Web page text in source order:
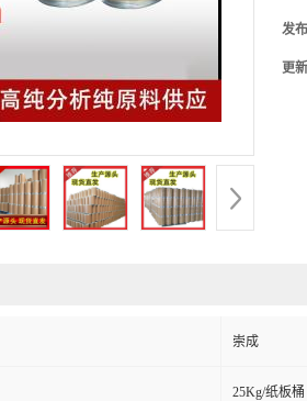
发
更
崇成
25Kg/纸板桶